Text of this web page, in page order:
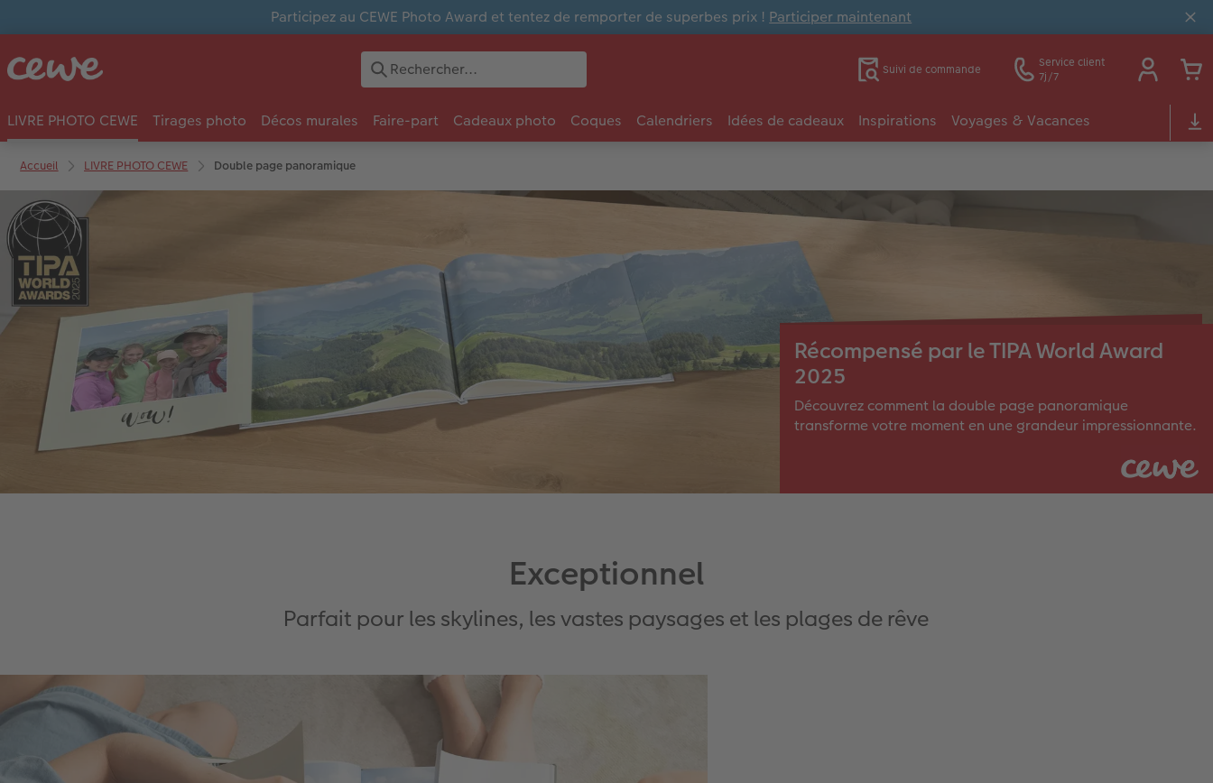
Participez au CEWE Photo Award et tentez de remporter de superbes prix ! Participer maintenant
Suivi de commande
Service client
7j/7
LIVRE PHOTO CEWE Tirages photo Décos murales Faire-part Cadeaux photo Coques Calendriers Idées de cadeaux Inspirations Voyages & Vacances
Accueil LIVRE PHOTO CEWE Double page panoramique
Récompensé par le TIPA World Award
2025
Découvrez comment la double page panoramique
transforme votre moment en une grandeur impressionnante.
Exceptionnel
Parfait pour les skylines, les vastes paysages et les plages de rêve